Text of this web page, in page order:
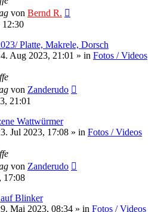
von Bernd R.
12:30
Platte, Makrele, Dorsch
Aug 2023, 21:01 » in Fotos / Videos
von Zanderudo
21:01
Wattwürmer
Jul 2023, 17:08 » in Fotos / Videos
von Zanderudo
17:08
Blinker
Mai 2023, 08:34 » in Fotos / Videos